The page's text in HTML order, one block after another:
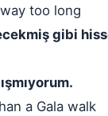
too long
gibi
a Gala walk